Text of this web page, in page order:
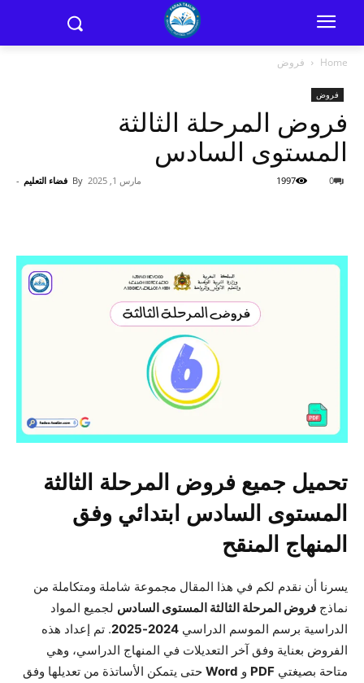
Home فروض
فروض
فروض المرحلة الثالثة
المستوى السادس
By فضاء التعليم - مارس 1, 2025 0
1997
تحميل جميع فروض المرحلة الثالثة
المستوى السادس ابتدائي وفق
المنهاج المنقح
يسرنا أن نقدم لكم في هذا المقال مجموعة شاملة ومتكاملة من
نماذج فروض المرحلة الثالثة المستوى السادس لجميع المواد
الدراسية برسم الموسم الدراسي 2024-2025
. تم إعداد هذه
الفروض بعناية وفق آخر التعديلات في المنهاج الدراسي، وهي
متاحة بصيغتي PDF و Word حتى يتمكن الأساتذة من تعديلها وفق